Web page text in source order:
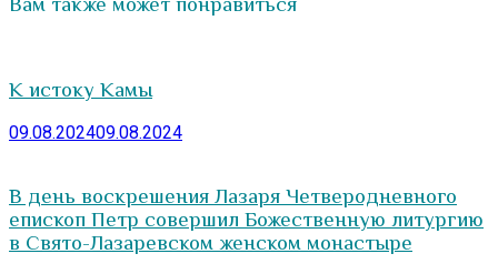
К истоку Камы
09.08.202409.08.2024
В день воскрешения Лазаря Четверодневного
епископ Петр совершил Божественную литургию
в Свято-Лазаревском женском монастыре